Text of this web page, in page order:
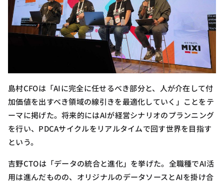
島村CFOは「AIに完全に任せるべき部分と、人が介在して付
加価値を出すべき領域の線引きを最適化していく」ことをテ
ーマに掲げた。将来的にはAIが経営シナリオのプランニング
を行い、PDCAサイクルをリアルタイムで回す世界を目指す
という。
吉野CTOは「データの統合と進化」を挙げた。全職種でAI活
用は進んだものの、オリジナルのデータソースとAIを掛け合